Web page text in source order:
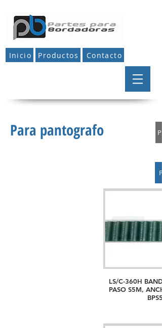
Inicio Productos Contacto
Para pantografo
LS/C-360H
PASO S5M,